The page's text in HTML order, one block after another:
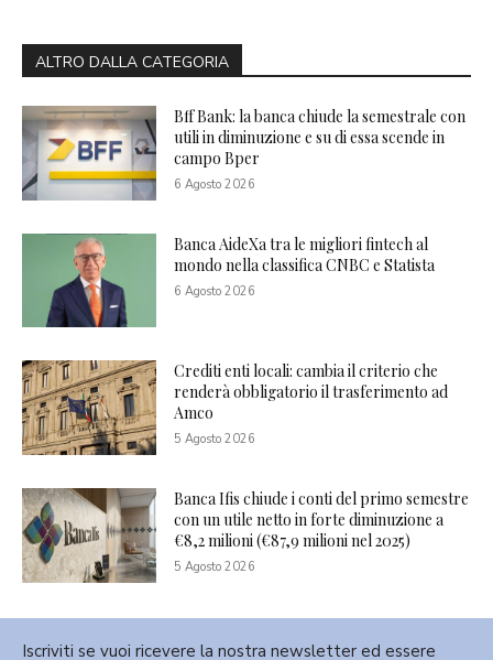
ALTRO DALLA CATEGORIA
Bff Bank: la banca chiude la semestrale con
utili in diminuzione e su di essa scende in
campo Bper
6 Agosto 2026
Banca AideXa tra le migliori fintech al
mondo nella classifica CNBC e Statista
6 Agosto 2026
Crediti enti locali: cambia il criterio che
renderà obbligatorio il trasferimento ad
Amco
5 Agosto 2026
Banca Ifis chiude i conti del primo semestre
con un utile netto in forte diminuzione a
€8,2 milioni (€87,9 milioni nel 2025)
5 Agosto 2026
Iscriviti se vuoi ricevere la nostra newsletter ed essere